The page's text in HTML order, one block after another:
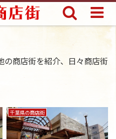
の商店街を紹介、日々商店街
千葉県の商店街